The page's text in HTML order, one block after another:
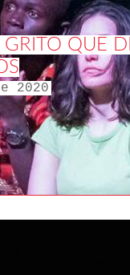
GRITO QUE
2020